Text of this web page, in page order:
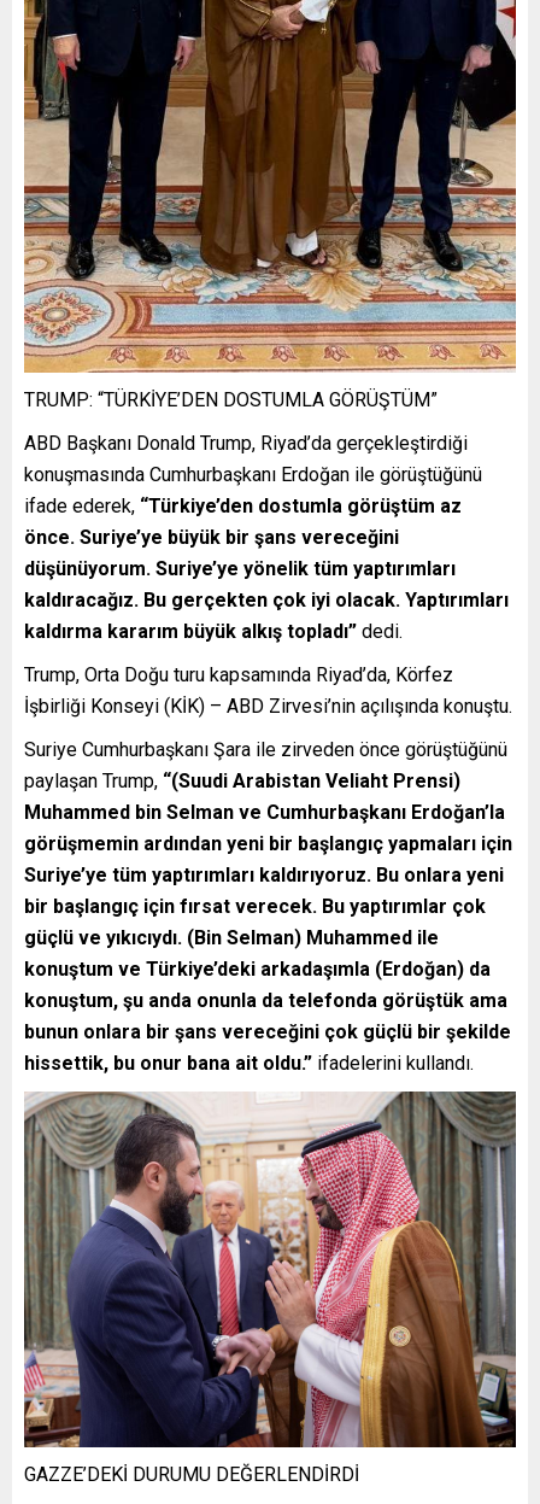
TRUMP: “TÜRKİYE’DEN DOSTUMLA GÖRÜŞTÜM”
ABD Başkanı Donald Trump, Riyad’da gerçekleştirdiği
konuşmasında Cumhurbaşkanı Erdoğan ile görüştüğünü
ifade ederek, “Türkiye’den dostumla görüştüm az
önce. Suriye’ye büyük bir şans vereceğini
düşünüyorum. Suriye’ye yönelik tüm yaptırımları
kaldıracağız. Bu gerçekten çok iyi olacak. Yaptırımları
kaldırma kararım büyük alkış topladı” dedi.
Trump, Orta Doğu turu kapsamında Riyad’da, Körfez
İşbirliği Konseyi (KİK) – ABD Zirvesi’nin açılışında konuştu.
Suriye Cumhurbaşkanı Şara ile zirveden önce görüştüğünü
paylaşan Trump, “(Suudi Arabistan Veliaht Prensi)
Muhammed bin Selman ve Cumhurbaşkanı Erdoğan’la
görüşmemin ardından yeni bir başlangıç yapmaları için
Suriye’ye tüm yaptırımları kaldırıyoruz. Bu onlara yeni
bir başlangıç için fırsat verecek. Bu yaptırımlar çok
güçlü ve yıkıcıydı. (Bin Selman) Muhammed ile
konuştum ve Türkiye’deki arkadaşımla (Erdoğan) da
konuştum, şu anda onunla da telefonda görüştük ama
bunun onlara bir şans vereceğini çok güçlü bir şekilde
hissettik, bu onur bana ait oldu.” ifadelerini kullandı.
GAZZE’DEKİ DURUMU DEĞERLENDİRDİ